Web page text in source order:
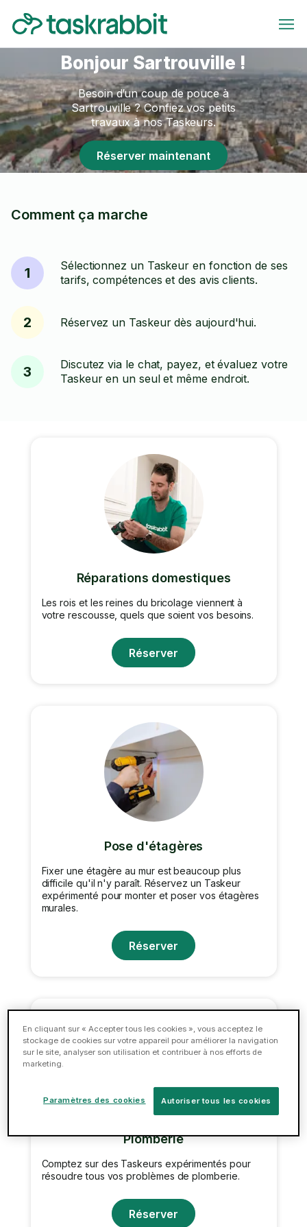
Bonjour Sartrouville !
Besoin d’un coup de pouce à
Sartrouville ? Confiez vos petits
travaux à nos Taskeurs.
Réserver maintenant
Comment ça marche
1
Sélectionnez un Taskeur en fonction de ses
tarifs, compétences et des avis clients.
2 Réservez un Taskeur dès aujourd'hui.
3
Discutez via le chat, payez, et évaluez votre
Taskeur en un seul et même endroit.
Réparations domestiques
Les rois et les reines du bricolage viennent à
votre rescousse, quels que soient vos besoins.
Réserver
Pose d'étagères
Fixer une étagère au mur est beaucoup plus
difficile qu'il n'y paraît. Réservez un Taskeur
expérimenté pour monter et poser vos étagères
murales.
Réserver
Plomberie
Comptez sur des Taskeurs expérimentés pour
résoudre tous vos problèmes de plomberie.
Réserver
En cliquant sur « Accepter tous les cookies », vous acceptez le
stockage de cookies sur votre appareil pour améliorer la navigation
sur le site, analyser son utilisation et contribuer à nos efforts de
marketing.
Autoriser tous les cookies
Paramètres des cookies